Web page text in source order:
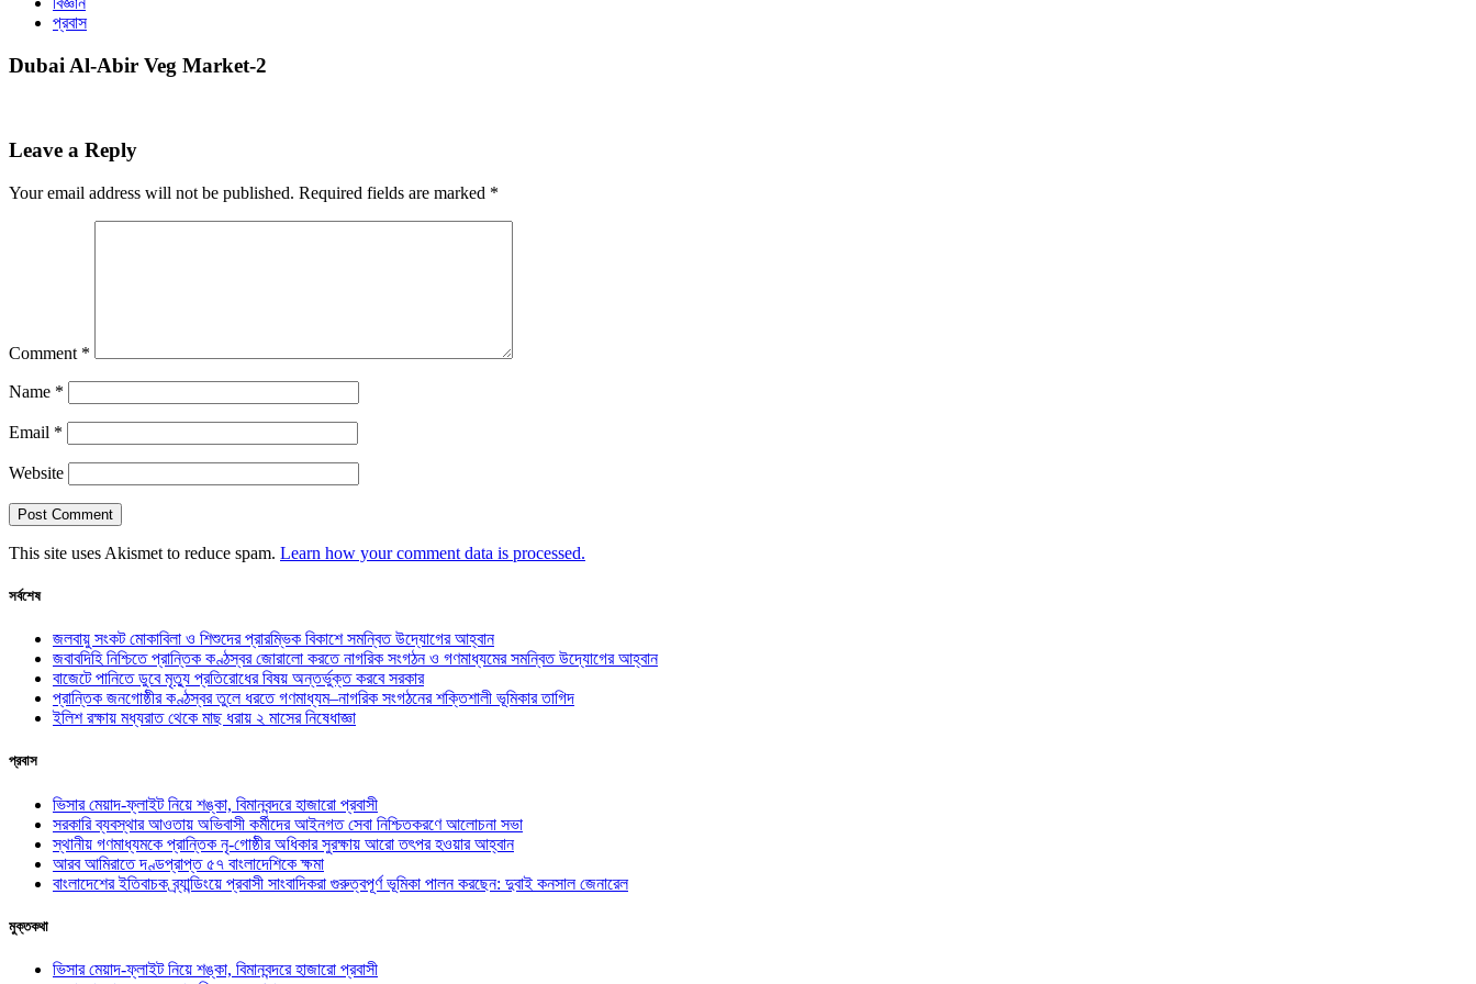
প্রবাস
Dubai Al-Abir Veg Market-2
Leave a Reply
Your email address will not be published. Required fields are marked *
Comment *
Name *
Email *
Website
This site uses Akismet to reduce spam. Learn how your comment data is processed.
সর্বশেষ
জলবায়ু সংকট মোকাবিলা ও শিশুদের প্রারম্ভিক বিকাশে সমন্বিত উদ্যোগের আহ্বান
জবাবদিহি নিশ্চিতে প্রান্তিক কণ্ঠস্বর জোরালো করতে নাগরিক সংগঠন ও গণমাধ্যমের সমন্বিত উদ্যোগের আহ্বান
বাজেটে পানিতে ডুবে মৃত্যু প্রতিরোধের বিষয় অন্তর্ভুক্ত করবে সরকার
প্রান্তিক জনগোষ্ঠীর কণ্ঠস্বর তুলে ধরতে গণমাধ্যম–নাগরিক সংগঠনের শক্তিশালী ভূমিকার তাগিদ
ইলিশ রক্ষায় মধ্যরাত থেকে মাছ ধরায় ২ মাসের নিষেধাজ্ঞা
প্রবাস
ভিসার মেয়াদ-ফ্লাইট নিয়ে শঙ্কা, বিমানবন্দরে হাজারো প্রবাসী
সরকারি ব্যবস্থার আওতায় অভিবাসী কর্মীদের আইনগত সেবা নিশ্চিতকরণে আলোচনা সভা
স্থানীয় গণমাধ্যমকে প্রান্তিক নৃ-গোষ্ঠীর অধিকার সুরক্ষায় আরো তৎপর হওয়ার আহ্বান
আরব আমিরাতে দণ্ডপ্রাপ্ত ৫৭ বাংলাদেশিকে ক্ষমা
বাংলাদেশের ইতিবাচক ব্র্যান্ডিংয়ে প্রবাসী সাংবাদিকরা গুরুত্বপূর্ণ ভূমিকা পালন করছেন: দুবাই কনসাল জেনারেল
মুক্তকথা
ভিসার মেয়াদ-ফ্লাইট নিয়ে শঙ্কা, বিমানবন্দরে হাজারো প্রবাসী